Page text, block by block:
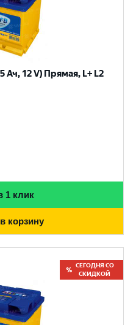
Ач, 12 V) Прямая, L+ L2
1 клик
корзину
СЕГОДНЯ СО
СКИДКОЙ